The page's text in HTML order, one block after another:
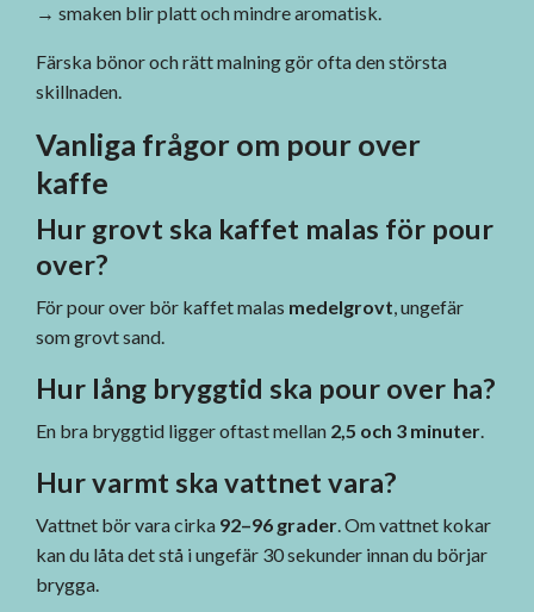
→ smaken blir platt och mindre aromatisk.
Färska bönor och rätt malning gör ofta den största
skillnaden.
Vanliga frågor om pour over
kaffe
Hur grovt ska kaffet malas för pour
over?
För pour over bör kaffet malas medelgrovt, ungefär
som grovt sand.
Hur lång bryggtid ska pour over ha?
En bra bryggtid ligger oftast mellan 2,5 och 3 minuter.
Hur varmt ska vattnet vara?
Vattnet bör vara cirka 92–96 grader. Om vattnet kokar
kan du låta det stå i ungefär 30 sekunder innan du börjar
brygga.